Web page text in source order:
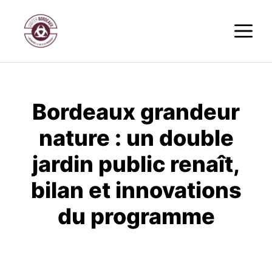
contenu
Bordeaux grandeur
nature : un double
jardin public renaît,
bilan et innovations
du programme